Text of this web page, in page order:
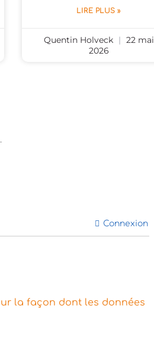
LIRE PLUS »
Quentin Holveck
22 mai
2026
Connexion
la façon dont les données